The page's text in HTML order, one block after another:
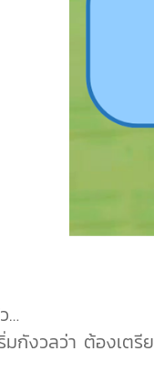
…
กังวลว่า ต้องเตรี